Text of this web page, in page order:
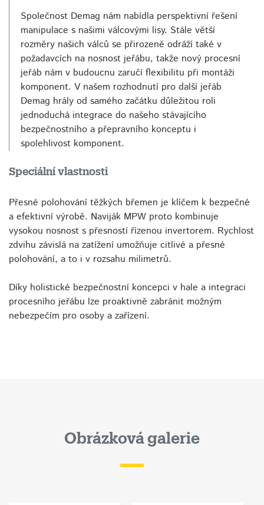
Společnost Demag nám nabídla perspektivní řešení
manipulace s našimi válcovými lisy. Stále větší
rozměry našich válců se přirozeně odráží také v
požadavcích na nosnost jeřábu, takže nový procesní
jeřáb nám v budoucnu zaručí flexibilitu při montáži
komponent. V našem rozhodnutí pro další jeřáb
Demag hrály od samého začátku důležitou roli
jednoduchá integrace do našeho stávajícího
bezpečnostního a přepravního konceptu i
spolehlivost komponent.
Speciální vlastnosti
Přesné polohování těžkých břemen je klíčem k bezpečné
a efektivní výrobě. Naviják MPW proto kombinuje
vysokou nosnost s přesností řízenou invertorem. Rychlost
zdvihu závislá na zatížení umožňuje citlivé a přesné
polohování, a to i v rozsahu milimetrů.
Díky holistické bezpečnostní koncepci v hale a integraci
procesního jeřábu lze proaktivně zabránit možným
nebezpečím pro osoby a zařízení.
Obrázková galerie